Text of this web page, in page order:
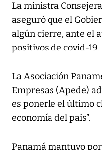
La ministra
aseguró que el
algún cierre, ante el
positivos de covid-19.
La Asociación
Empresas (Apede)
es ponerle el último
economía del país”.
Panamá mantuvo